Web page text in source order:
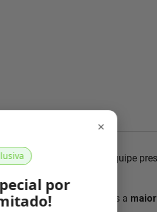
×
por
como ninguém. Nossa equipe
única no mercado. Somos a